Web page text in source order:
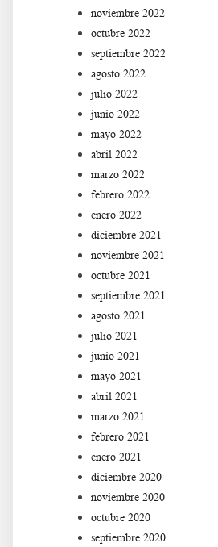
noviembre 2022
octubre 2022
septiembre 2022
agosto 2022
julio 2022
junio 2022
mayo 2022
abril 2022
marzo 2022
febrero 2022
enero 2022
diciembre 2021
noviembre 2021
octubre 2021
septiembre 2021
agosto 2021
julio 2021
junio 2021
mayo 2021
abril 2021
marzo 2021
febrero 2021
enero 2021
diciembre 2020
noviembre 2020
octubre 2020
septiembre 2020